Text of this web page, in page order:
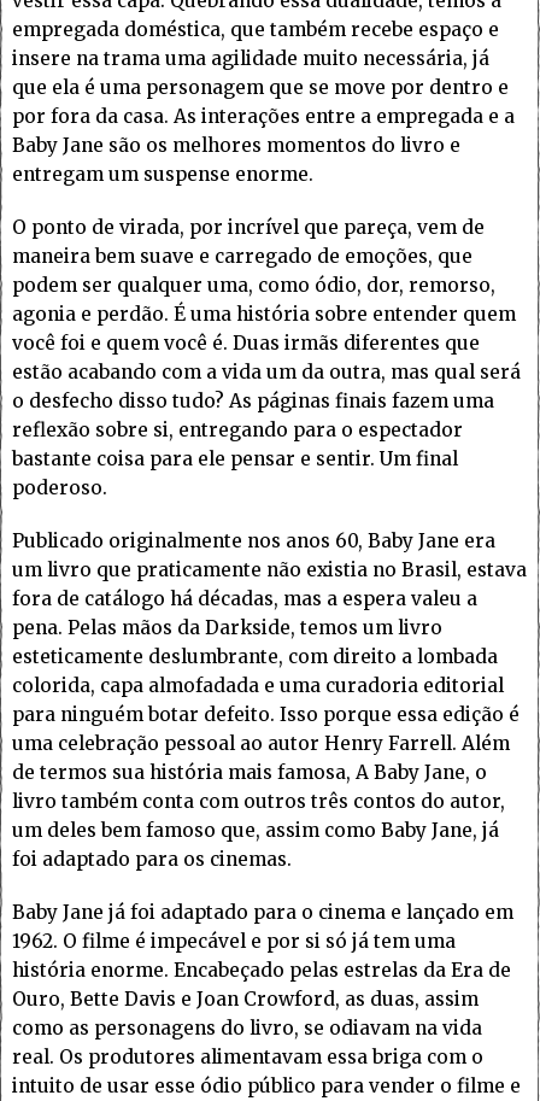
empregada doméstica, que também recebe espaço e
insere na trama uma agilidade muito necessária, já
que ela é uma personagem que se move por dentro e
por fora da casa. As interações entre a empregada e a
Baby Jane são os melhores momentos do livro e
entregam um suspense enorme.
O ponto de virada, por incrível que pareça, vem de
maneira bem suave e carregado de emoções, que
podem ser qualquer uma, como ódio, dor, remorso,
agonia e perdão. É uma história sobre entender quem
você foi e quem você é. Duas irmãs diferentes que
estão acabando com a vida um da outra, mas qual será
o desfecho disso tudo? As páginas finais fazem uma
reflexão sobre si, entregando para o espectador
bastante coisa para ele pensar e sentir. Um final
poderoso.
Publicado originalmente nos anos 60, Baby Jane era
um livro que praticamente não existia no Brasil, estava
fora de catálogo há décadas, mas a espera valeu a
pena. Pelas mãos da Darkside, temos um livro
esteticamente deslumbrante, com direito a lombada
colorida, capa almofadada e uma curadoria editorial
para ninguém botar defeito. Isso porque essa edição é
uma celebração pessoal ao autor Henry Farrell. Além
de termos sua história mais famosa, A Baby Jane, o
livro também conta com outros três contos do autor,
um deles bem famoso que, assim como Baby Jane, já
foi adaptado para os cinemas.
Baby Jane já foi adaptado para o cinema e lançado em
1962. O filme é impecável e por si só já tem uma
história enorme. Encabeçado pelas estrelas da Era de
Ouro, Bette Davis e Joan Crowford, as duas, assim
como as personagens do livro, se odiavam na vida
real. Os produtores alimentavam essa briga com o
intuito de usar esse ódio público para vender o filme e